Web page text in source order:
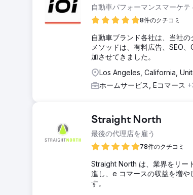
自動車パフォーマンスマーケテ
8件のクチコミ
自動車ブランド各社は、当社
メソッドは、有料広告、SEO
加させてきました。
Los Angeles, California,
ホームサービス, Eコマース
Straight North
最後の代理店を雇う
78件のクチコミ
Straight North は、業界をリー
進し、e コマースの収益を増や
す。